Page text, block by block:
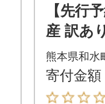
【先行
産 訳あ
が濃厚
デコみ
水町)
熊本県和水
寄付金額